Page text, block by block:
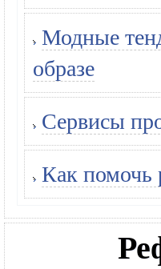
Модные
образе
Сервисы
Как помочь